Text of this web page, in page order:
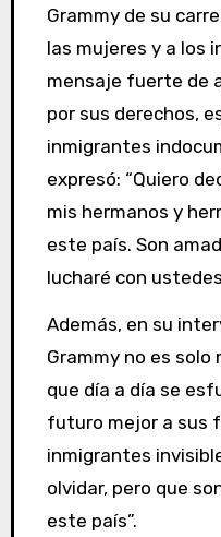
Grammy de su
las mujeres y a los
mensaje fuerte de
por sus derechos,
inmigrantes
expresó: “Quiero
mis hermanos y
este país. Son
lucharé con
Además, en su
Grammy no es
que día a día se
futuro mejor a sus
inmigrantes
olvidar, pero que
este país”.